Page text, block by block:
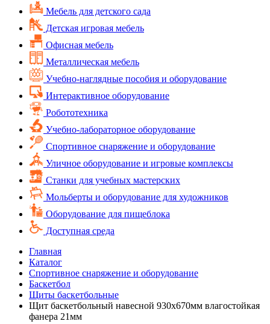
Мебель для детского сада
Детская игровая мебель
Офисная мебель
Металлическая мебель
Учебно-наглядные пособия и оборудование
Интерактивное оборудование
Робототехника
Учебно-лабораторное оборудование
Спортивное снаряжение и оборудование
Уличное оборудование и игровые комплексы
Cтанки для учебных мастерских
Мольберты и оборудование для художников
Оборудование для пищеблока
Доступная среда
Главная
Каталог
Спортивное снаряжение и оборудование
Баскетбол
Щиты баскетбольные
Щит баскетбольный навесной 930х670мм влагостойкая
фанера 21мм